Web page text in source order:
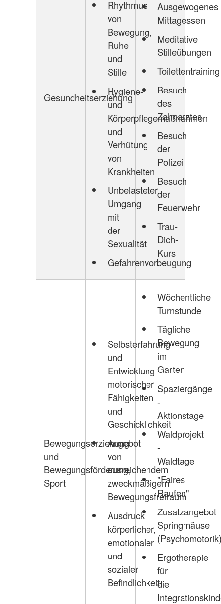
Gesundheitserziehung
Rhythmus
von
Bewegung,
Ruhe
und
Stille
Hygiene-
und
Körperpflegemaßnahmen
und
Verhütung
von
Krankheiten
Unbelasteter
Umgang
mit
der
Sexualität
Gefahrenvorbeugung
Ausgewogenes
Mittagessen
Meditative
Stilleübungen
Toilettentraining
Besuch
des
Zahnarztes
Besuch
der
Polizei
Besuch
der
Feuerwehr
Trau-
Dich-
Kurs
Bewegungserziehung
und
Bewegungsförderung,
Sport
Selbsterfahrung
und
Entwicklung
motorischer
Fähigkeiten
und
Geschicklichkeit
Angebot
von
ausreichendem
zweckmäßigem
Bewegungsfreiraum
Ausdruck
körperlicher,
emotionaler
und
sozialer
Befindlichkeit
Wöchentliche
Turnstunde
Tägliche
Bewegung
im
Garten
Spaziergänge
-
Aktionstage
Waldprojekt
-
Waldtage
"Faires
Raufen"
Zusatzangebot
Springmäuse
(Psychomotorik)
Ergotherapie
für
die